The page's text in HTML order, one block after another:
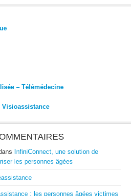
– Télémédecine
Visioassistance
InfiniConnect, une solution de
les personnes âgées
: les personnes âgées victimes